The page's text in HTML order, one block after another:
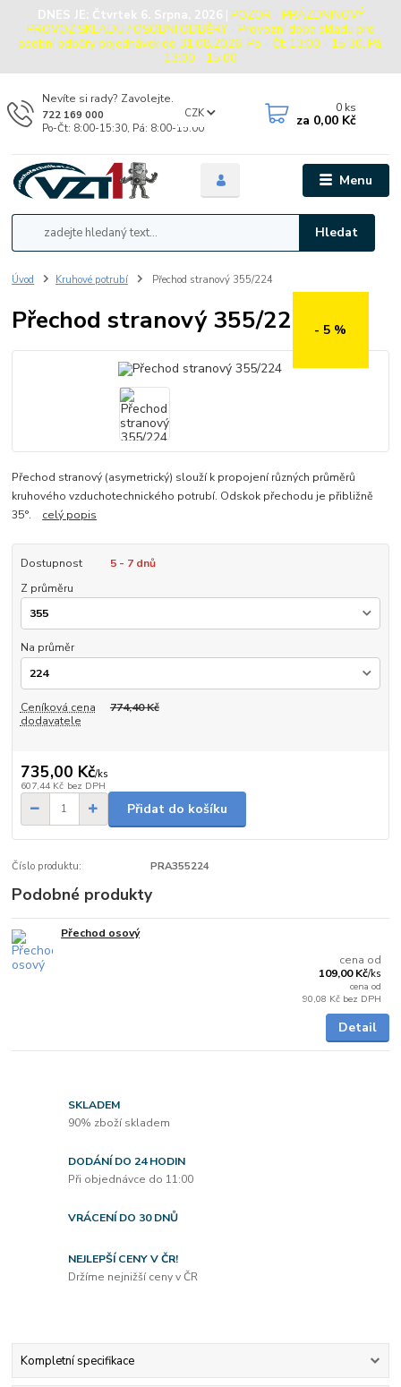
DNES JE: Čtvrtek 6. Srpna, 2026 | POZOR - PRÁZDNINOVÝ
PROVOZ SKLADU / OSOBNÍ ODBĚRY - Provozní doba skladu pro
osobní odběry objednávek do 31.08.2026: Po - Čt: 13:00 - 15:30, Pá:
13:00 - 15:00
Menu
CZK
Hledat
Nevíte si rady? Zavolejte.
722 169 000
Po-Čt: 8:00-15:30, Pá: 8:00-15:00
0 ks
za 0,00 Kč
Úvod Kruhové potrubí Přechod stranový 355/224
Přechod stranový 355/224 - 5 %
Přechod stranový (asymetrický) slouží k propojení různých průměrů
kruhového vzduchotechnického potrubí. Odskok přechodu je přibližně
35°. celý popis
Dostupnost
5 - 7 dnů
Z průměru
Na průměr
Ceníková cena
dodavatele
774,40 Kč
735,00 Kč/ks
607,44 Kč bez DPH
Přidat do košíku
Číslo produktu: PRA355224
Podobné produkty
Přechod osový
cena od
109,00 Kč/ks
cena od
90,08 Kč bez DPH
Detail
SKLADEM
90% zboží skladem
DODÁNÍ DO 24 HODIN
Při objednávce do 11:00
VRÁCENÍ DO 30 DNŮ
NEJLEPŠÍ CENY V ČR!
Držíme nejnižší ceny v ČR
Kompletní specifikace